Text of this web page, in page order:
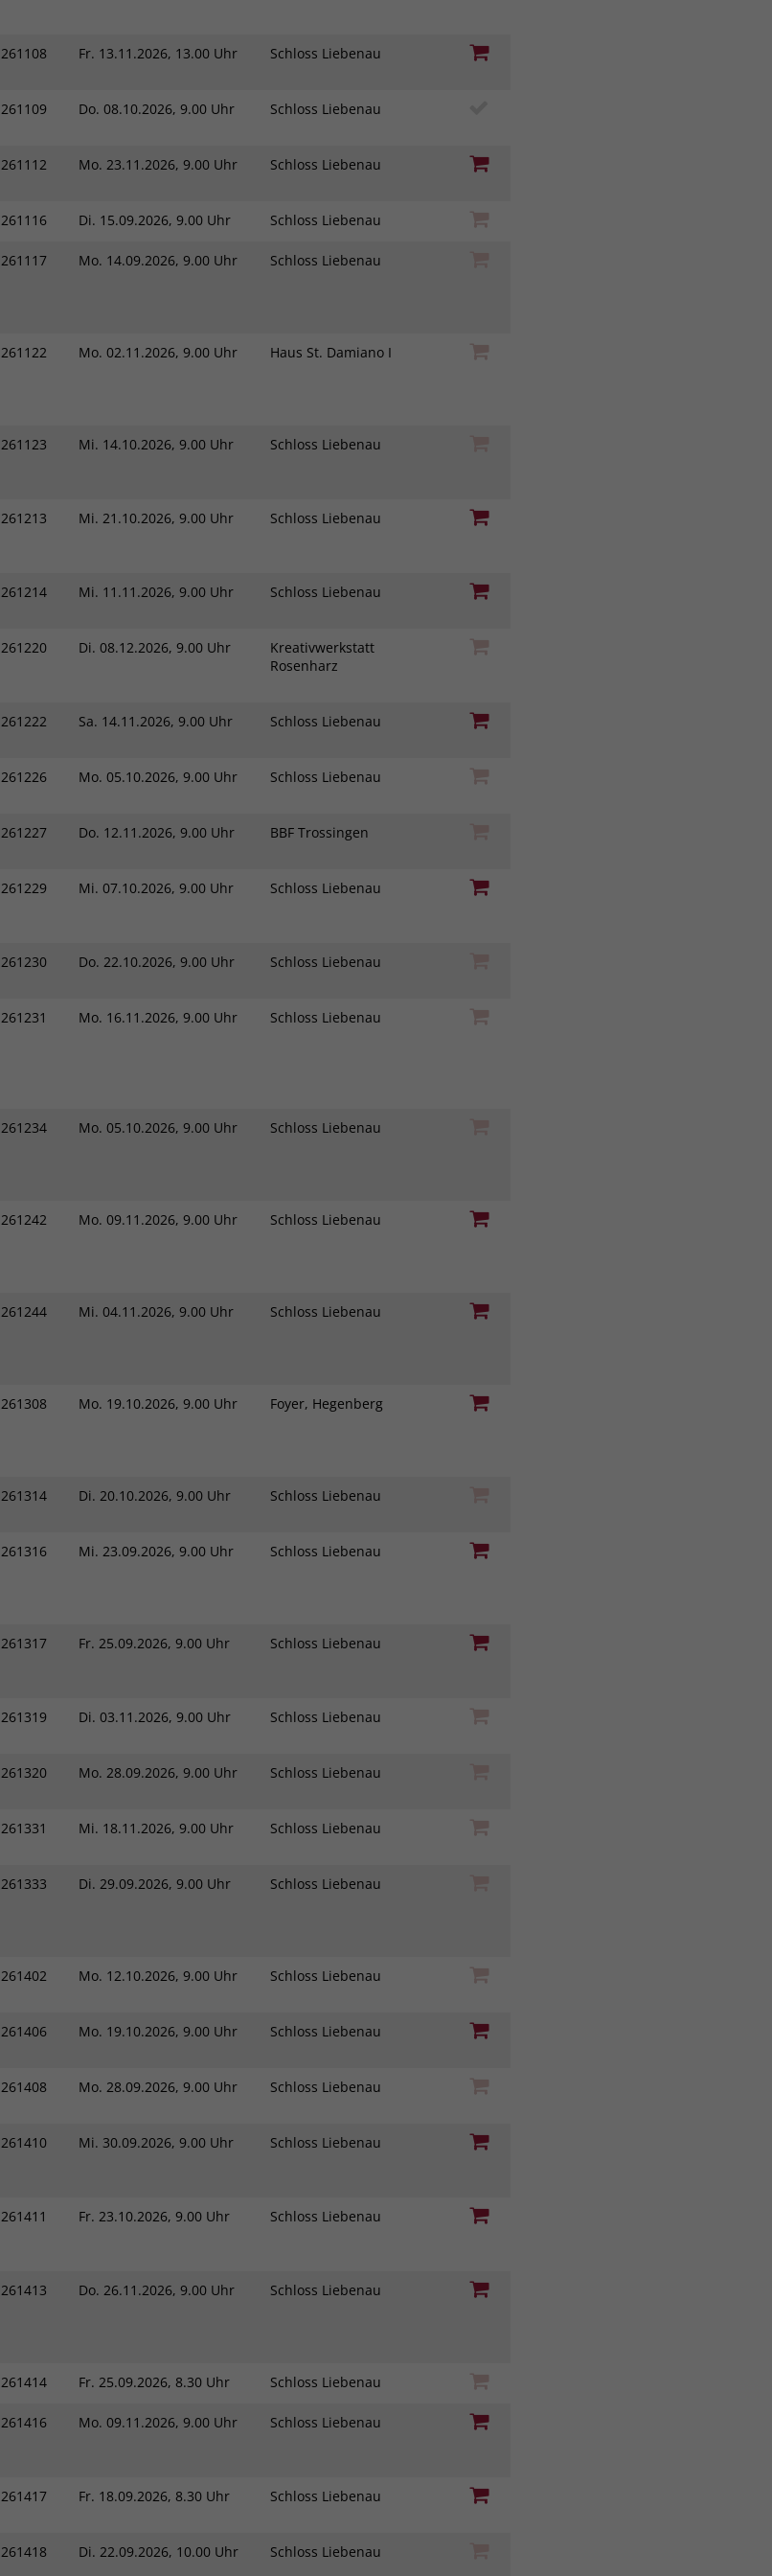
261108 Fr. 13.11.2026, 13.00 Uhr Schloss Liebenau
261109 Do. 08.10.2026, 9.00 Uhr Schloss Liebenau
261112 Mo. 23.11.2026, 9.00 Uhr Schloss Liebenau
261116 Di. 15.09.2026, 9.00 Uhr Schloss Liebenau
261117 Mo. 14.09.2026, 9.00 Uhr Schloss Liebenau
261122 Mo. 02.11.2026, 9.00 Uhr Haus St. Damiano I
261123 Mi. 14.10.2026, 9.00 Uhr Schloss Liebenau
261213 Mi. 21.10.2026, 9.00 Uhr Schloss Liebenau
261214 Mi. 11.11.2026, 9.00 Uhr Schloss Liebenau
261220 Di. 08.12.2026, 9.00 Uhr
Kreativwerkstatt
Rosenharz
261222 Sa. 14.11.2026, 9.00 Uhr Schloss Liebenau
261226 Mo. 05.10.2026, 9.00 Uhr Schloss Liebenau
261227 Do. 12.11.2026, 9.00 Uhr BBF Trossingen
261229 Mi. 07.10.2026, 9.00 Uhr Schloss Liebenau
261230 Do. 22.10.2026, 9.00 Uhr Schloss Liebenau
261231 Mo. 16.11.2026, 9.00 Uhr Schloss Liebenau
261234 Mo. 05.10.2026, 9.00 Uhr Schloss Liebenau
261242 Mo. 09.11.2026, 9.00 Uhr Schloss Liebenau
261244 Mi. 04.11.2026, 9.00 Uhr Schloss Liebenau
261308 Mo. 19.10.2026, 9.00 Uhr Foyer, Hegenberg
261314 Di. 20.10.2026, 9.00 Uhr Schloss Liebenau
261316 Mi. 23.09.2026, 9.00 Uhr Schloss Liebenau
261317 Fr. 25.09.2026, 9.00 Uhr Schloss Liebenau
261319 Di. 03.11.2026, 9.00 Uhr Schloss Liebenau
261320 Mo. 28.09.2026, 9.00 Uhr Schloss Liebenau
261331 Mi. 18.11.2026, 9.00 Uhr Schloss Liebenau
261333 Di. 29.09.2026, 9.00 Uhr Schloss Liebenau
261402 Mo. 12.10.2026, 9.00 Uhr Schloss Liebenau
261406 Mo. 19.10.2026, 9.00 Uhr Schloss Liebenau
261408 Mo. 28.09.2026, 9.00 Uhr Schloss Liebenau
261410 Mi. 30.09.2026, 9.00 Uhr Schloss Liebenau
261411 Fr. 23.10.2026, 9.00 Uhr Schloss Liebenau
261413 Do. 26.11.2026, 9.00 Uhr Schloss Liebenau
261414 Fr. 25.09.2026, 8.30 Uhr Schloss Liebenau
261416 Mo. 09.11.2026, 9.00 Uhr Schloss Liebenau
261417 Fr. 18.09.2026, 8.30 Uhr Schloss Liebenau
261418 Di. 22.09.2026, 10.00 Uhr Schloss Liebenau
Session
Seitenanfragen bei.
derselben Benutzerkennung verknüpft
1 Jahr
Microsoft Clarity setzt dieses Cookie, um die